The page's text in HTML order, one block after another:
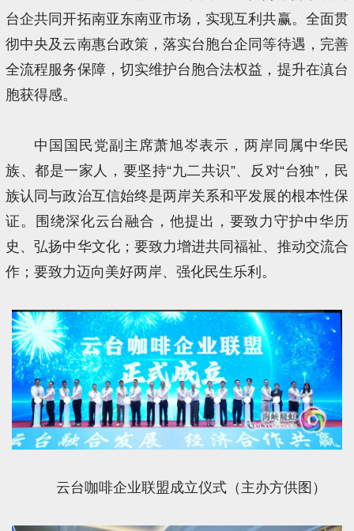
台企共同开拓南亚东南亚市场，实现互利共赢。全面贯
彻中央及云南惠台政策，落实台胞台企同等待遇，完善
全流程服务保障，切实维护台胞合法权益，提升在滇台
胞获得感。
中国国民党副主席萧旭岑表示，两岸同属中华民
族、都是一家人，要坚持“九二共识”、反对“台独”，民
族认同与政治互信始终是两岸关系和平发展的根本性保
证。围绕深化云台融合，他提出，要致力守护中华历
史、弘扬中华文化；要致力增进共同福祉、推动交流合
作；要致力迈向美好两岸、强化民生乐利。
云台咖啡企业联盟成立仪式（主办方供图）